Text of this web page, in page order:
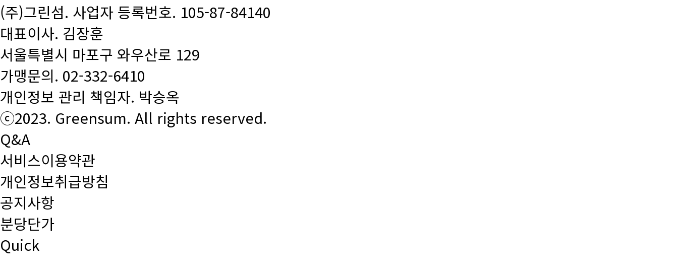
(주)그린섬. 사업자 등록번호. 105-87-84140
대표이사. 김장훈
서울특별시 마포구 와우산로 129
가맹문의. 02-332-6410
개인정보 관리 책임자. 박승옥
ⓒ2023. Greensum. All rights reserved.
Q&A
서비스이용약관
개인정보취급방침
공지사항
분당단가
Quick